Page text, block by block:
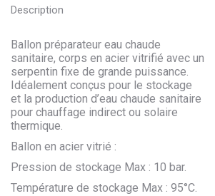
Description
Ballon préparateur eau chaude
sanitaire, corps en acier vitrifié avec un
serpentin fixe de grande puissance.
Idéalement conçus pour le stockage
et la production d’eau chaude sanitaire
pour chauffage indirect ou solaire
thermique.
Ballon en acier vitrié :
Pression de stockage Max : 10 bar.
Température de stockage Max : 95°C.